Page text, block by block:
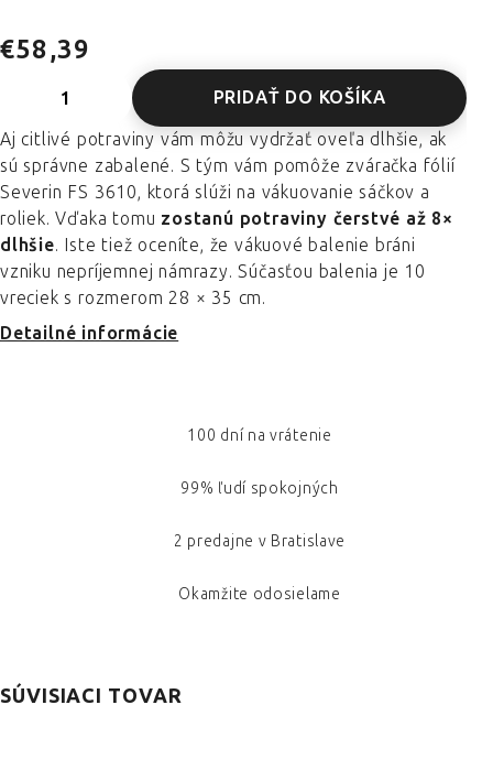
€58,39
PRIDAŤ DO KOŠÍKA
Aj citlivé potraviny vám môžu vydržať oveľa dlhšie, ak
sú správne zabalené. S tým vám pomôže zváračka fólií
Severin FS 3610, ktorá slúži na vákuovanie sáčkov a
roliek. Vďaka tomu zostanú potraviny čerstvé až 8×
dlhšie. Iste tiež oceníte, že vákuové balenie bráni
vzniku nepríjemnej námrazy. Súčasťou balenia je 10
vreciek s rozmerom 28 × 35 cm.
Detailné informácie
100 dní na vrátenie
99% ľudí spokojných
2 predajne v Bratislave
Okamžite odosielame
SÚVISIACI TOVAR